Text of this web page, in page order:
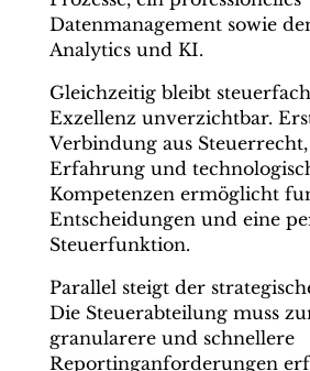
Datenmanagement sowie
Analytics und KI.
Gleichzeitig bleibt
Exzellenz unverzichtbar.
Verbindung aus
Erfahrung und
Kompetenzen ermöglicht
Entscheidungen und eine
Steuerfunktion.
Parallel steigt der
Die Steuerabteilung muss
granularere und schnellere
Reportinganforderungen